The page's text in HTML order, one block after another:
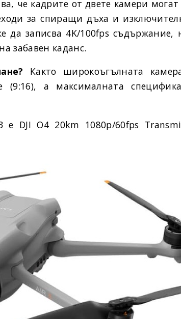
че кадрите от двете камери
за спиращи дъха и
записва 4K/100fps съдържание,
забавен каданс.
Както широкоъгълната
(9:16), а максималната
DJI O4 20km 1080p/60fps